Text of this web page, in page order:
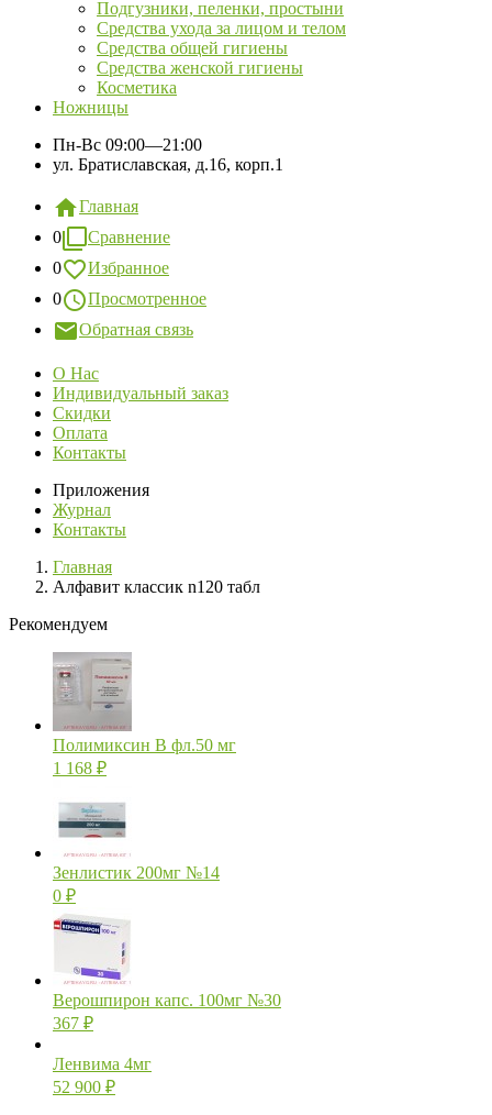
Подгузники, пеленки, простыни
Средства ухода за лицом и телом
Средства общей гигиены
Средства женской гигиены
Косметика
Ножницы
Пн-Вс 09:00—21:00
ул. Братиславская, д.16, корп.1
Главная
0
Сравнение
0
Избранное
0
Просмотренное
Обратная связь
О Нас
Индивидуальный заказ
Скидки
Оплата
Контакты
Приложения
Журнал
Контакты
Главная
Алфавит классик n120 табл
Рекомендуем
Полимиксин В фл.50 мг
1 168 ₽
Зенлистик 200мг №14
0 ₽
Верошпирон капс. 100мг №30
367 ₽
Ленвима 4мг
52 900 ₽